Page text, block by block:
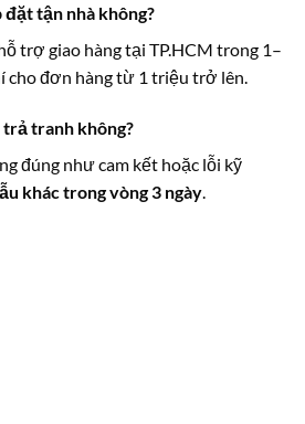
tận nhà không?
trợ giao hàng tại TP.HCM trong 1–
cho đơn hàng từ 1 triệu trở lên.
trả tranh không?
đúng như cam kết hoặc lỗi kỹ
khác trong vòng 3 ngày